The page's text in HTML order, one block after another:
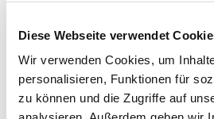
Diese Webseite verwendet
Wir verwenden Cookies, um
personalisieren, Funktionen für
zu können und die Zugriffe auf
Hauskauf Neckarsteinach
Wohnung
kaufen Neckarsteinach
Häuser
Einfamilienhäuser Neckarsteinach
Neckarsteinach
mieten Neckarsteinach
Neckarsteinach
Immobilie